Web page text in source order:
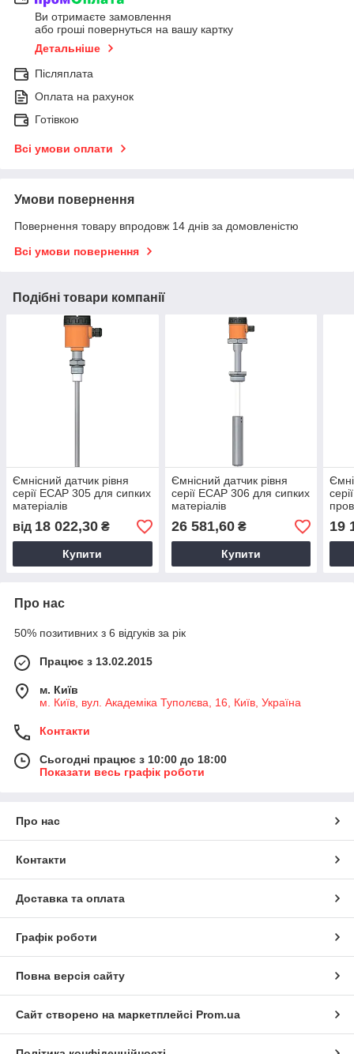
Ви отримаєте замовлення
або гроші повернуться на вашу картку
Детальніше
Післяплата
Оплата на рахунок
Готівкою
Всі умови оплати
Умови повернення
Повернення товару впродовж 14 днів за домовленістю
Всі умови повернення
Подібні товари компанії
Ємнісний датчик рівня
серії ECAP 305 для сипких
матеріалів
від 18 022,30 ₴
Купити
Ємнісний датчик рівня
серії ECAP 306 для сипких
матеріалів
26 581,60₴
Купити
19
Про нас
50% позитивних з 6 відгуків за рік
Працює з 13.02.2015
м. Київ
м. Київ, вул. Академіка Туполєва, 16, Київ, Україна
Контакти
Сьогодні працює з 10:00 до 18:00
Показати весь графік роботи
Про нас
Контакти
Доставка та оплата
Графік роботи
Повна версія сайту
Сайт створено на маркетплейсі Prom.ua